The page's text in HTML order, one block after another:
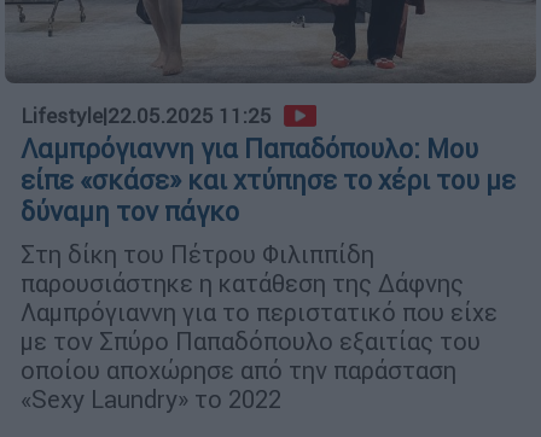
Lifestyle|22.05.2025 11:25
Λαμπρόγιαννη για Παπαδόπουλο: Μου
είπε «σκάσε» και χτύπησε το χέρι του με
δύναμη τον πάγκο
Στη δίκη του Πέτρου Φιλιππίδη
παρουσιάστηκε η κατάθεση της Δάφνης
Λαμπρόγιαννη για το περιστατικό που είχε
με τον Σπύρο Παπαδόπουλο εξαιτίας του
οποίου αποχώρησε από την παράσταση
«Sexy Laundry» το 2022